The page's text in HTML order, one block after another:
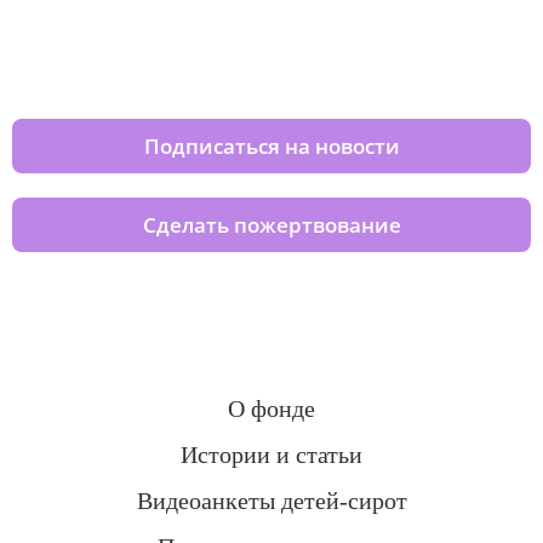
Подписаться на новости
Сделать пожертвование
О фонде
Истории и статьи
Видеоанкеты детей-сирот